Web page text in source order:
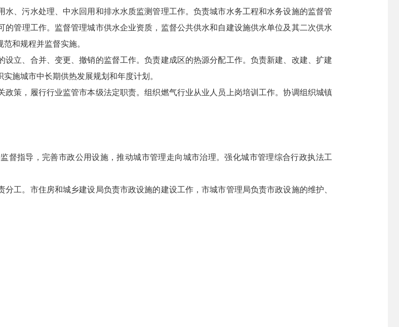
水、污水处理、中水回用和排水水质监测管理工作。负责城市水务工程和水务设施的监督管
管理工作。监督管理城市供水企业资质，监督公共供水和自建设施供水单位及其二次供水
和规程并监督实施。
设立、合并、变更、撤销的监督工作。负责建成区的热源分配工作。负责新建、改建、扩建
施城市中长期供热发展规划和年度计划。
政策，履行行业监管市本级法定职责。组织燃气行业从业人员上岗培训工作。协调组织城镇
督指导，完善市政公用设施，推动城市管理走向城市治理。强化城市管理综合行政执法工
分工。市住房和城乡建设局负责市政设施的建设工作，市城市管理局负责市政设施的维护、